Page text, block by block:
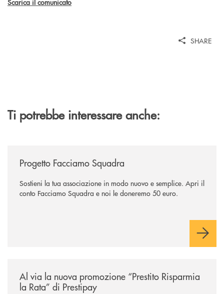
Scarica il comunicato
SHARE
Ti potrebbe interessare anche:
Progetto Facciamo Squadra
Sostieni la tua associazione in modo nuovo e semplice. Apri il
conto Facciamo Squadra e noi le doneremo 50 euro.
Al via la nuova promozione “Prestito Risparmia
la Rata” di Prestipay